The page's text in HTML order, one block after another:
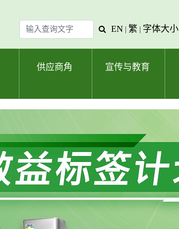
输
入
查
查
字
EN | 繁 | 字体大小
供应商角 宣传与教育